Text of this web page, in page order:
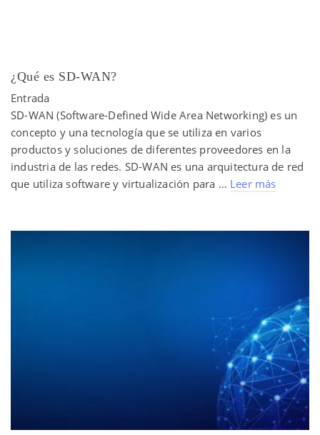
¿Qué es SD-WAN?
Entrada
SD-WAN (Software-Defined Wide Area Networking) es un
concepto y una tecnología que se utiliza en varios
productos y soluciones de diferentes proveedores en la
industria de las redes. SD-WAN es una arquitectura de red
que utiliza software y virtualización para … Leer más